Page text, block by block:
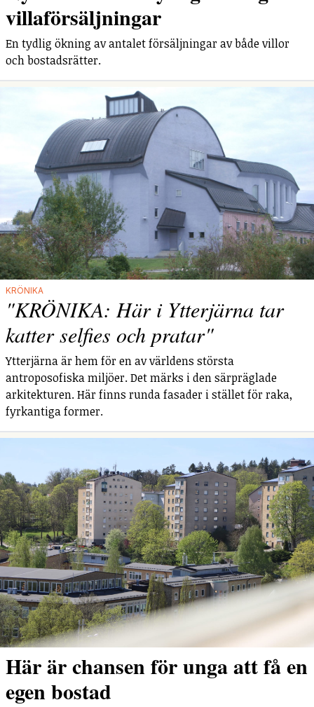
villaförsäljningar
En tydlig ökning av antalet försäljningar av både villor
och bostadsrätter.
KRÖNIKA
"KRÖNIKA: Här i Ytterjärna tar
katter selfies och pratar"
Ytterjärna är hem för en av världens största
antroposofiska miljöer. Det märks i den särpräglade
arkitekturen. Här finns runda fasader i stället för raka,
fyrkantiga former.
Här är chansen för unga att få en
egen bostad